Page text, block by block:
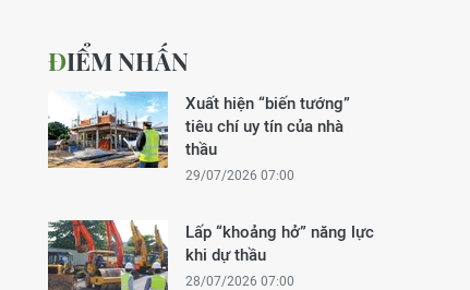
ĐIỂM NHẤN
Xuất hiện “biến tướng”
tiêu chí uy tín của nhà
thầu
29/07/2026 07:00
Lấp “khoảng hở” năng lực
khi dự thầu
28/07/2026 07:00